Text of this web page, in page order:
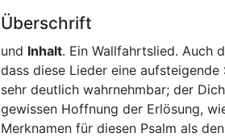
Überschrift
und Inhalt. Ein Wallfahrtslied. Auch
dass diese Lieder eine
sehr deutlich wahrnehmbar; der
gewissen Hoffnung der Erlösung,
Merknamen für diesen Psalm als